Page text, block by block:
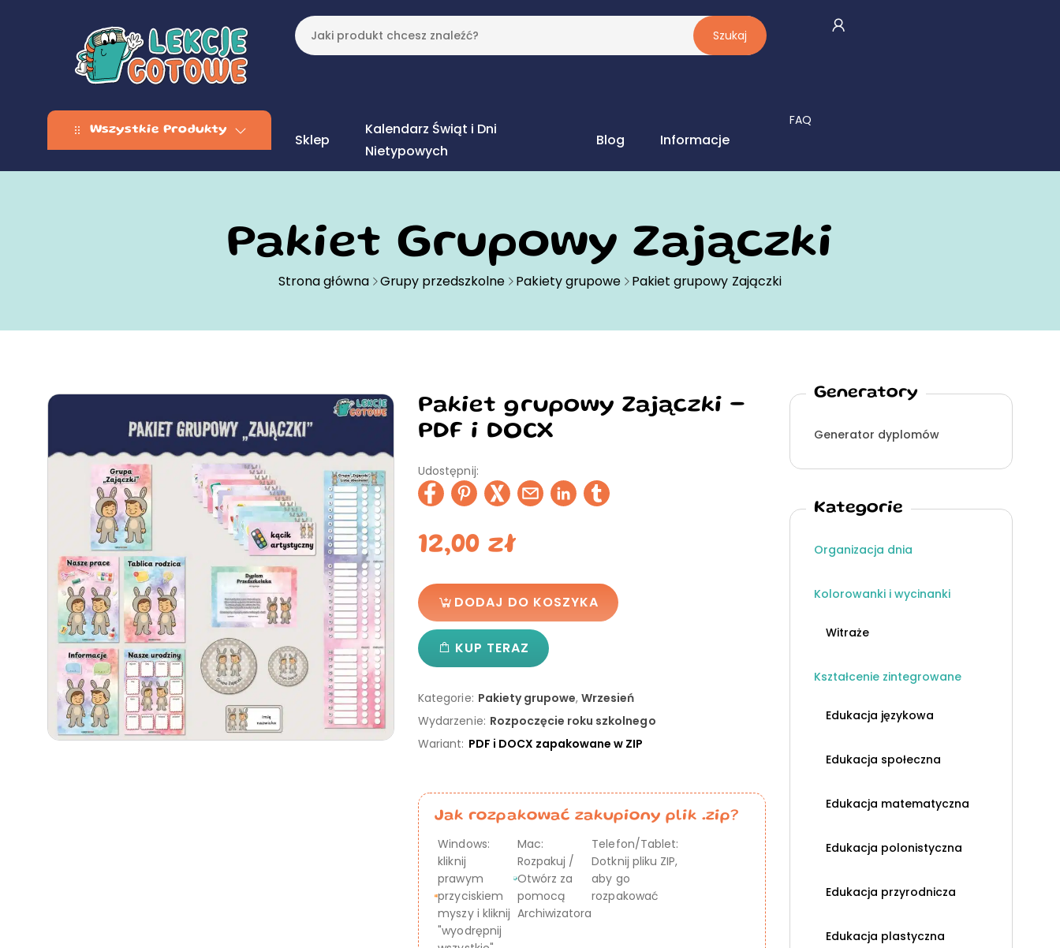
Szukaj
Wszystkie Produkty
Sklep
Kalendarz Świąt i Dni
Nietypowych
Blog Informacje
FAQ
Pakiet Grupowy Zajączki
Strona główna Grupy przedszkolne Pakiety grupowe Pakiet grupowy Zajączki
Pakiet grupowy Zajączki -
PDF i DOCX
Udostępnij:
12,00zł
DODAJ DO KOSZYKA
KUP TERAZ
Kategorie: Pakiety grupowe,Wrzesień
Wydarzenie: Rozpoczęcie roku szkolnego
Wariant: PDF i DOCX zapakowane w ZIP
Jak rozpakować zakupiony plik .zip?
Windows:
kliknij
prawym
przyciskiem
myszy i kliknij
"wyodrępnij
Mac:
Rozpakuj /
Otwórz za
pomocą
Archiwizatora
Telefon/Tablet:
Dotknij pliku ZIP,
aby go
rozpakować
Generatory
Generator dyplomów
Kategorie
Organizacja dnia
Kolorowanki i wycinanki
Witraże
Kształcenie zintegrowane
Edukacja językowa
Edukacja społeczna
Edukacja matematyczna
Edukacja polonistyczna
Edukacja przyrodnicza
Edukacja plastyczna